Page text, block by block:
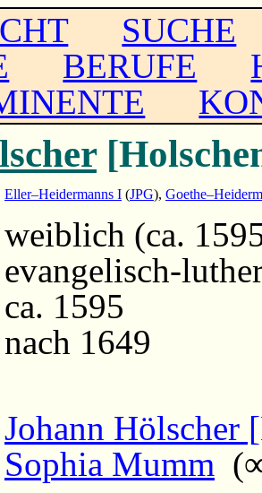
SUCHE
BERUFE
Eller–Heidermanns I (JPG),
weiblich (ca.
evangelisch-
ca. 1595
nach 1649
Johann Hölscher
Sophia Mumm